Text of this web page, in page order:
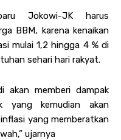
Jokowi-JK harus
BBM, karena kenaikan
mulai 1,2 hingga 4 % di
sehari hari rakyat.
akan memberi dampak
yang kemudian akan
yang memberatkan
ujarnya